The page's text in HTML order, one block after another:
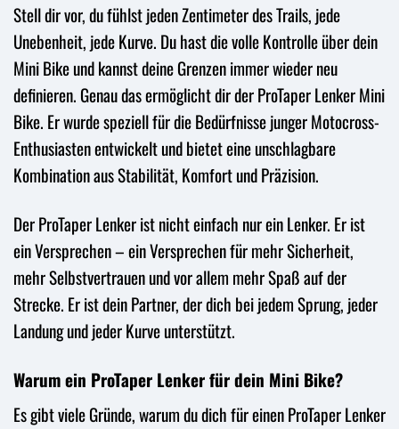
Stell dir vor, du fühlst jeden Zentimeter des Trails, jede
Unebenheit, jede Kurve. Du hast die volle Kontrolle über dein
Mini Bike und kannst deine Grenzen immer wieder neu
definieren. Genau das ermöglicht dir der ProTaper Lenker Mini
Bike. Er wurde speziell für die Bedürfnisse junger Motocross-
Enthusiasten entwickelt und bietet eine unschlagbare
Kombination aus Stabilität, Komfort und Präzision.
Der ProTaper Lenker ist nicht einfach nur ein Lenker. Er ist
ein Versprechen – ein Versprechen für mehr Sicherheit,
mehr Selbstvertrauen und vor allem mehr Spaß auf der
Strecke. Er ist dein Partner, der dich bei jedem Sprung, jeder
Landung und jeder Kurve unterstützt.
Warum ein ProTaper Lenker für dein Mini Bike?
Es gibt viele Gründe, warum du dich für einen ProTaper Lenker